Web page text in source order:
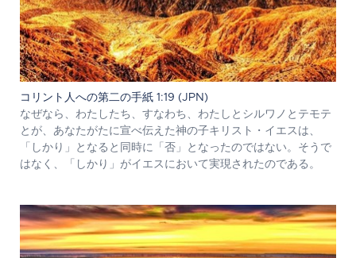
コリント人への第二の手紙 1:19 (JPN)
なぜなら、わたしたち、すなわち、わたしとシルワノとテモテ
とが、あなたがたに宣べ伝えた神の子キリスト・イエスは、
「しかり」となると同時に「否」となったのではない。そうで
はなく、「しかり」がイエスにおいて実現されたのである。